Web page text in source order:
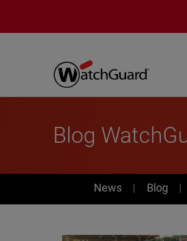
Blog
News
News Blog